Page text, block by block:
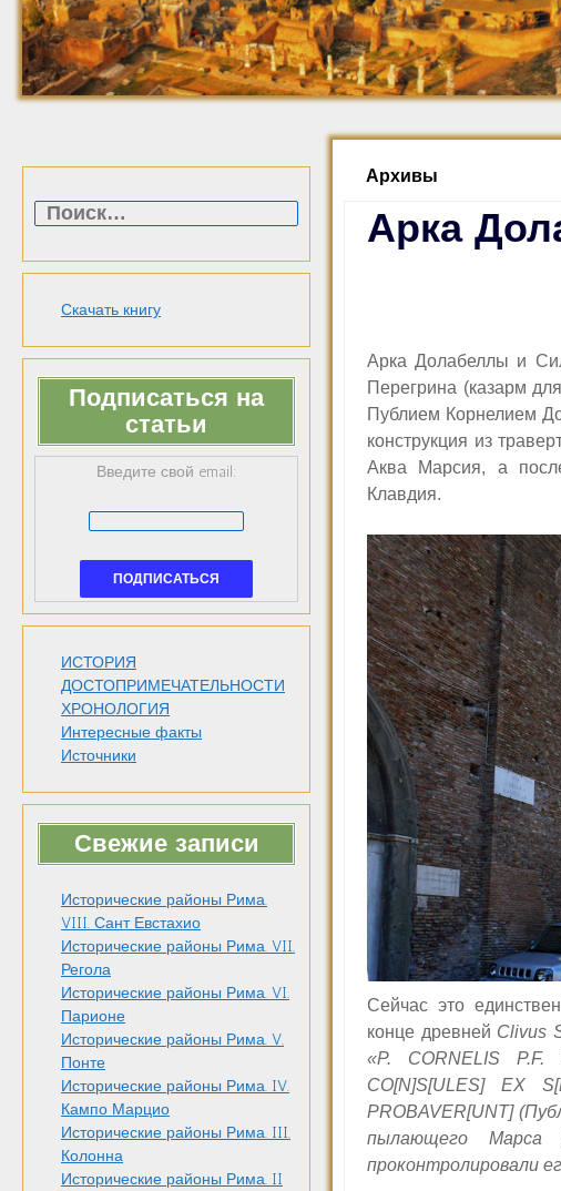
Скачать книгу
Подписаться на
статьи
Введите свой email:
ИСТОРИЯ
ДОСТОПРИМЕЧАТЕЛЬНОСТИ
ХРОНОЛОГИЯ
Интересные факты
Источники
Свежие записи
Исторические районы Рима.
VIII. Сант Евстахио
Исторические районы Рима. VII.
Регола
Исторические районы Рима. VI.
Парионе
Исторические районы Рима. V.
Понте
Исторические районы Рима. IV.
Кампо Марцио
Исторические районы Рима. III.
Колонна
Исторические районы Рима. II
Архивы
Арка
Арка Долабеллы и
Перегрина (казарм
Публием Корнелием
конструкция из
Аква Марсия, а
Клавдия.
Сейчас это
конце древней Clivus
«P. CORNELIS P.F.
CO[N]S[ULES] EX
PROBAVER[UNT]
пылающего Марса
проконтролировали